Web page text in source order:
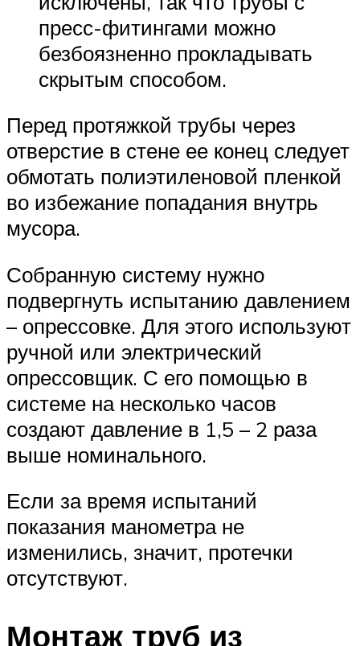
пресс-фитингами можно
безбоязненно прокладывать
скрытым способом.
Перед протяжкой трубы через
отверстие в стене ее конец следует
обмотать полиэтиленовой пленкой
во избежание попадания внутрь
мусора.
Собранную систему нужно
подвергнуть испытанию давлением
– опрессовке. Для этого используют
ручной или электрический
опрессовщик. С его помощью в
системе на несколько часов
создают давление в 1,5 – 2 раза
выше номинального.
Если за время испытаний
показания манометра не
изменились, значит, протечки
отсутствуют.
Монтаж труб из